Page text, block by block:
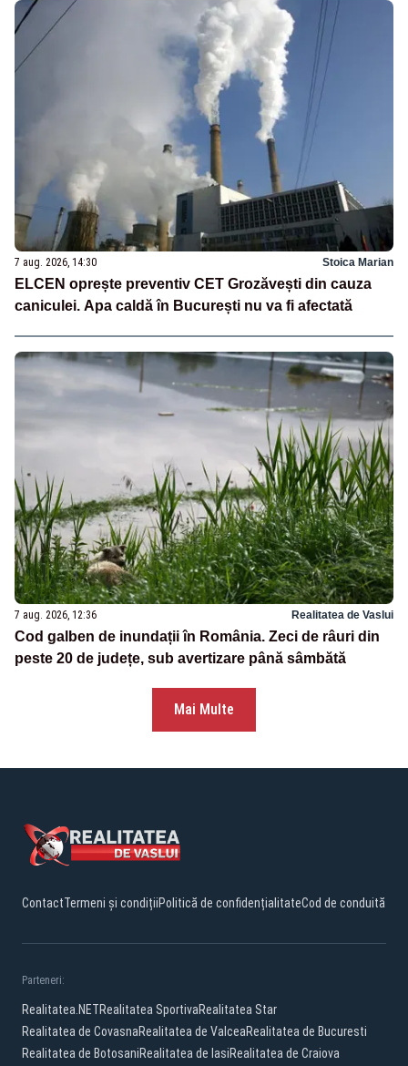
7 aug. 2026, 14:30 Stoica Marian
ELCEN oprește preventiv CET Grozăvești din cauza
caniculei. Apa caldă în București nu va fi afectată
7 aug. 2026, 12:36 Realitatea de Vaslui
Cod galben de inundații în România. Zeci de râuri din
peste 20 de județe, sub avertizare până sâmbătă
Mai Multe
ContactTermeni și condițiiPolitică de confidențialitateCod de conduită
Parteneri:
Realitatea.NETRealitatea SportivaRealitatea Star
Realitatea de CovasnaRealitatea de ValceaRealitatea de Bucuresti
Realitatea de BotosaniRealitatea de IasiRealitatea de Craiova